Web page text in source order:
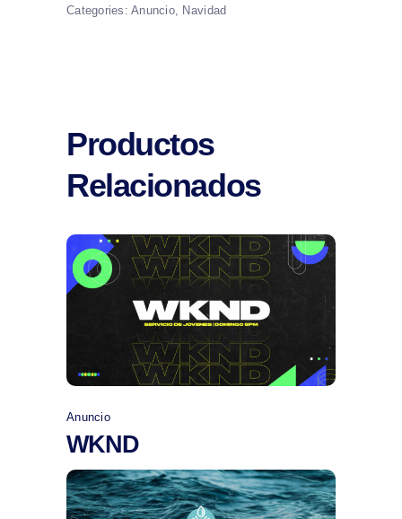
Categories:Anuncio, Navidad
Productos
Relacionados
Comprar
Anuncio
WKND